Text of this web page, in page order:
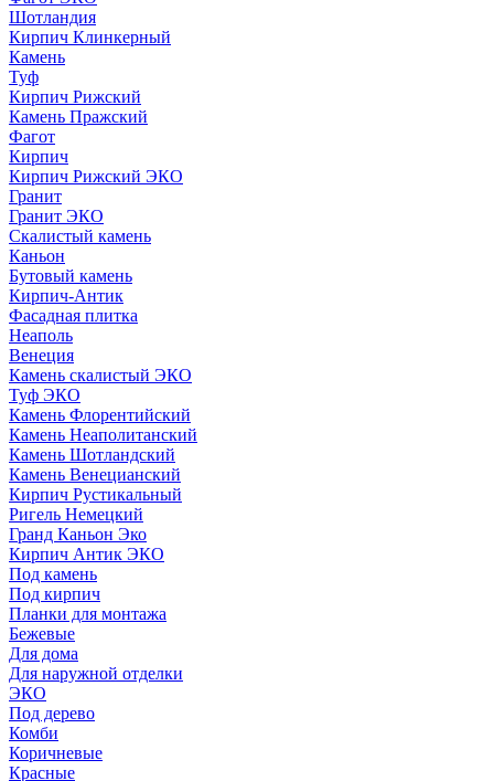
Шотландия
Кирпич Клинкерный
Камень
Туф
Кирпич Рижский
Камень Пражский
Фагот
Кирпич
Кирпич Рижский ЭКО
Гранит
Гранит ЭКО
Скалистый камень
Каньон
Бутовый камень
Кирпич-Антик
Фасадная плитка
Неаполь
Венеция
Камень скалистый ЭКО
Туф ЭКО
Камень Флорентийский
Камень Неаполитанский
Камень Шотландский
Камень Венецианский
Кирпич Рустикальный
Ригель Немецкий
Гранд Каньон Эко
Кирпич Антик ЭКО
Под камень
Под кирпич
Планки для монтажа
Бежевые
Для дома
Для наружной отделки
ЭКO
Под дерево
Комби
Коричневые
Красные